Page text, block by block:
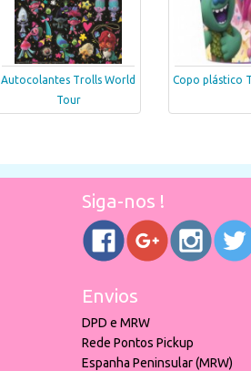
Autocolantes Trolls World
Tour
Copo plástico
Siga-nos !
Envios
DPD e MRW
Rede Pontos Pickup
Espanha Peninsular (MRW)